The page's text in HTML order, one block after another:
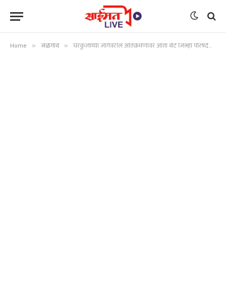
Home » जळगाव » घरकुलांच्या जागेवरील अतिक्रमणावर आता थेट जिल्हा परिषदेचा ‘हातोडा’!